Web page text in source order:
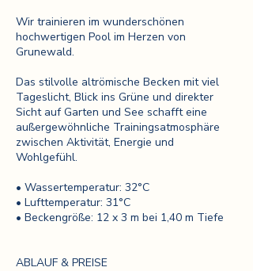
Wir trainieren im wunderschönen
hochwertigen Pool im Herzen von
Grunewald.
Das stilvolle altrömische Becken mit viel
Tageslicht, Blick ins Grüne und direkter
Sicht auf Garten und See schafft eine
außergewöhnliche Trainingsatmosphäre
zwischen Aktivität, Energie und
Wohlgefühl.
• Wassertemperatur: 32°C
• Lufttemperatur: 31°C
• Beckengröße: 12 x 3 m bei 1,40 m Tiefe
ABLAUF & PREISE